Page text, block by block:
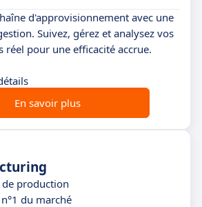
d'approvisionnement avec une
Suivez, gérez et analysez vos
réel pour une efficacité accrue.
En savoir plus
de production
du marché